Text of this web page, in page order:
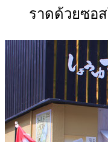
ราดด้วยซอ